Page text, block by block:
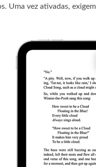
Uma vez ativadas,